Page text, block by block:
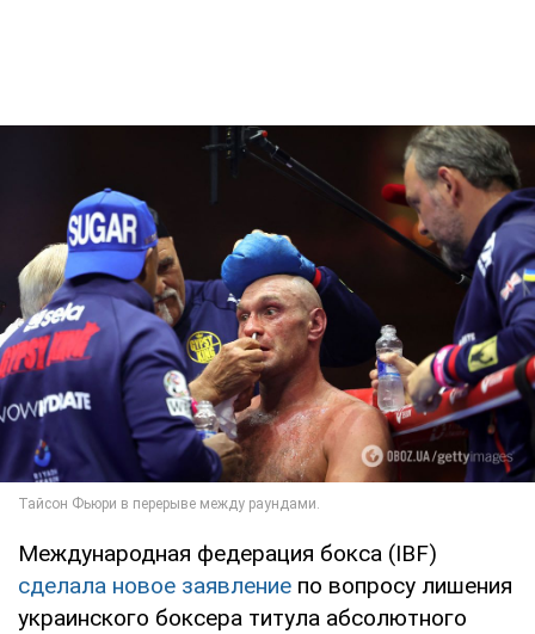
Международная федерация бокса (IBF)
сделала новое заявление по вопросу лишения
украинского боксера титула абсолютного